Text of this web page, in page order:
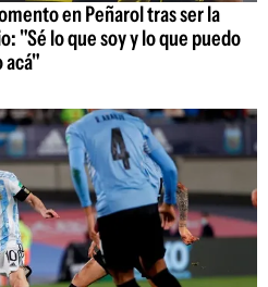
en Peñarol tras ser la
"Sé lo que soy y lo que puedo
acá"